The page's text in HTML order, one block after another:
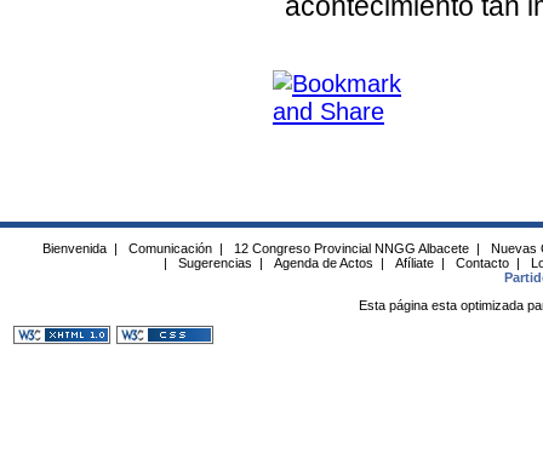
Bienvenida | Comunicación | 12 Congreso Provincial NNGG Albacete |
Nuevas
|
Sugerencias | Agenda de Actos | Afíliate | Contacto |
Esta página esta optimizada